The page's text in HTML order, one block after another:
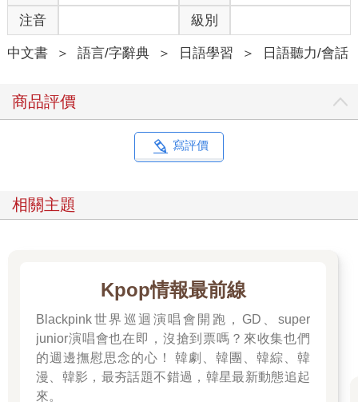
注音 級別
中文書 ＞ 語言/字辭典 ＞ 日語學習 ＞ 日語聽力/會話
商品評價
寫評價
相關主題
Kpop情報最前線
Blackpink世界巡迴演唱會開跑，GD、super
junior演唱會也在即，沒搶到票嗎？來收集也們
的週邊撫慰思念的心！ 韓劇、韓團、韓綜、韓
漫、韓影，最夯話題不錯過，韓星最新動態追起
來。